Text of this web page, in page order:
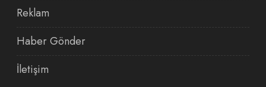
Reklam
Haber Gönder
İletişim